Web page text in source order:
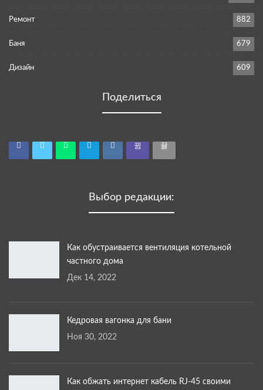
Ремонт 882
Баня 679
Дизайн 609
Поделиться
Выбор редакции:
Как обустраивается вентиляция котельной
частного дома
Дек 14, 2022
Кедровая вагонка для бани
Ноя 30, 2022
Как обжать интернет кабель RJ-45 своими